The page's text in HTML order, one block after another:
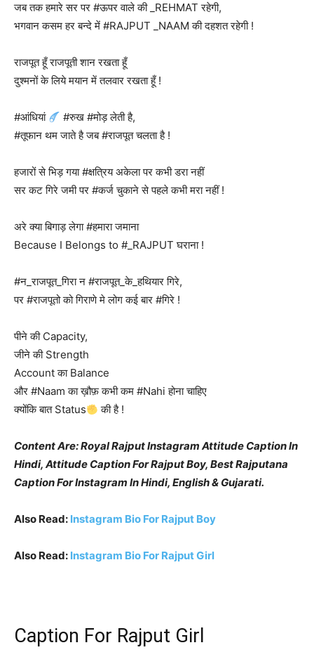
जब तक हमारे सर पर #ऊपर वाले की _REHMAT रहेगी,
भगवान कसम हर बन्दे में #RAJPUT _NAAM की दहशत रहेगी !
राजपूत हूँ राजपूती शान रखता हूँ
दुश्मनों के लिये मयान में तलवार रखता हूँ !
#आंधियां
#रुख #मोड़ लेती है,
#तूफान थम जाते है जब #राजपूत चलता है !
हजारों से भिड़ गया #क्षत्रिय अकेला पर कभी डरा नहीं
सर कट गिरे जमी पर #कर्ज चुकाने से पहले कभी मरा नहीं !
अरे क्या बिगाड़ लेगा #हमारा जमाना
Because I Belongs to #_RAJPUT घराना !
#न_राजपूत_गिरा न #राजपूत_के_हथियार गिरे,
पर #राजपूतो को गिराणे मे लोग कई बार #गिरे !
पीने की ‪Capacity‬,
जीने की ‪Strength
‪Account‬ का ‪Balance‬
और ‪#Naam का ‪‎ख़ौफ़ ‬कभी कम #Nahi होना चाहिए
क्योंकि बात Status
की है‬ !
Content Are: Royal Rajput Instagram Attitude Caption In
Hindi, Attitude Caption For Rajput Boy, Best Rajputana
Caption For Instagram In Hindi, English & Gujarati.
Also Read: Instagram Bio For Rajput Boy
Also Read: Instagram Bio For Rajput Girl
Caption For Rajput Girl